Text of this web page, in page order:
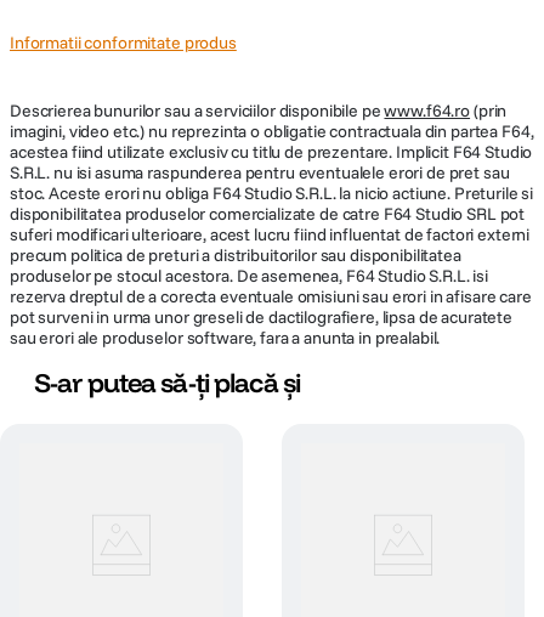
Informatii conformitate produs
Descrierea bunurilor sau a serviciilor disponibile pewww.f64.ro(prin
imagini, video etc.) nu reprezinta o obligatie contractuala din partea F64,
acestea fiind utilizate exclusiv cu titlu de prezentare. Implicit F64 Studio
S.R.L. nu isi asuma raspunderea pentru eventualele erori de pret sau
stoc. Aceste erori nu obliga F64 Studio S.R.L. la nicio actiune. Preturile si
disponibilitatea produselor comercializate de catre F64 Studio SRL pot
suferi modificari ulterioare, acest lucru fiind influentat de factori externi
precum politica de preturi a distribuitorilor sau disponibilitatea
produselor pe stocul acestora. De asemenea, F64 Studio S.R.L. isi
rezerva dreptul de a corecta eventuale omisiuni sau erori in afisare care
pot surveni in urma unor greseli de dactilografiere, lipsa de acuratete
sau erori ale produselor software, fara a anunta in prealabil.
S-ar putea să-ți placă și